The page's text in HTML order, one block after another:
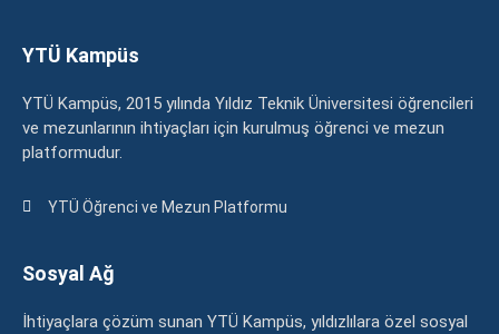
YTÜ Kampüs
YTÜ Kampüs, 2015 yılında Yıldız Teknik Üniversitesi öğrencileri
ve mezunlarının ihtiyaçları için kurulmuş öğrenci ve mezun
platformudur.
YTÜ Öğrenci ve Mezun Platformu
Sosyal Ağ
İhtiyaçlara çözüm sunan YTÜ Kampüs, yıldızlılara özel sosyal